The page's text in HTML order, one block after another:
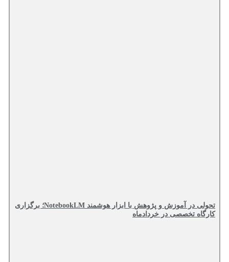
تحولی در آموزش و پژوهش با ابزار هوشمند NotebookLM؛ برگزاری
کارگاه تخصصی در خردادماه